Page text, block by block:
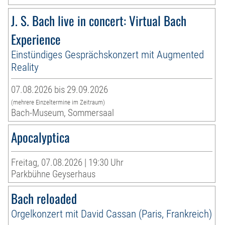
J. S. Bach live in concert: Virtual Bach
Experience
Einstündiges Gesprächskonzert mit Augmented
Reality
07.08.2026 bis 29.09.2026
(mehrere Einzeltermine im Zeitraum)
Bach-Museum, Sommersaal
Apocalyptica
Freitag, 07.08.2026 | 19:30 Uhr
Parkbühne Geyserhaus
Bach reloaded
Orgelkonzert mit David Cassan (Paris, Frankreich)